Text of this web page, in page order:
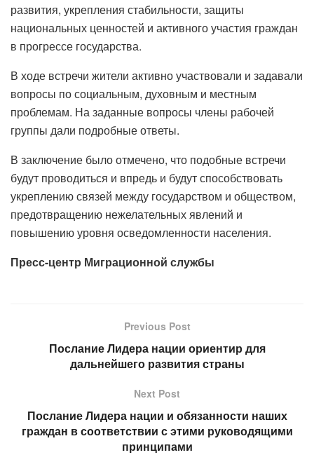
развития, укрепления стабильности, защиты
национальных ценностей и активного участия граждан
в прогрессе государства.
В ходе встречи жители активно участвовали и задавали
вопросы по социальным, духовным и местным
проблемам. На заданные вопросы члены рабочей
группы дали подробные ответы.
В заключение было отмечено, что подобные встречи
будут проводиться и впредь и будут способствовать
укреплению связей между государством и обществом,
предотвращению нежелательных явлений и
повышению уровня осведомленности населения.
Пресс-центр Миграционной службы
Previous Post
Послание Лидера нации ориентир для
дальнейшего развития страны
Next Post
Послание Лидера нации и обязанности наших
граждан в соответствии с этими руководящими
принципами